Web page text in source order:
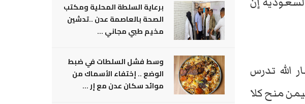
الله تدرس
منح كلا
برعاية السلطة المحلية ومكتب
الصحة بالعاصمة عدن ..تدشين
مخيم طبي مجاني ...
وسط فشل السلطات في ضبط
الوضع .. إختفاء الأسماك من
موائد سكان عدن مع إر ...